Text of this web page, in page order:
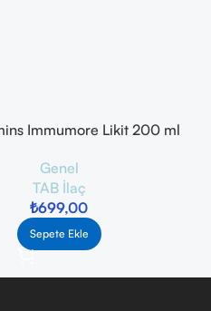
Immumore Likit 200 ml
Genel
TAB İlaç
₺699,00
Sepete Ekle